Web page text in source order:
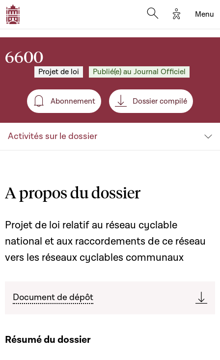
Options
Menu
6600
Projet de loi Publié(e) au Journal Officiel
Abonnement
Abonnement Dossier compilé
Activités sur le dossier
A propos du dossier
Projet de loi relatif au réseau cyclable
national et aux raccordements de ce réseau
vers les réseaux cyclables communaux
Document de dépôt
Résumé du dossier